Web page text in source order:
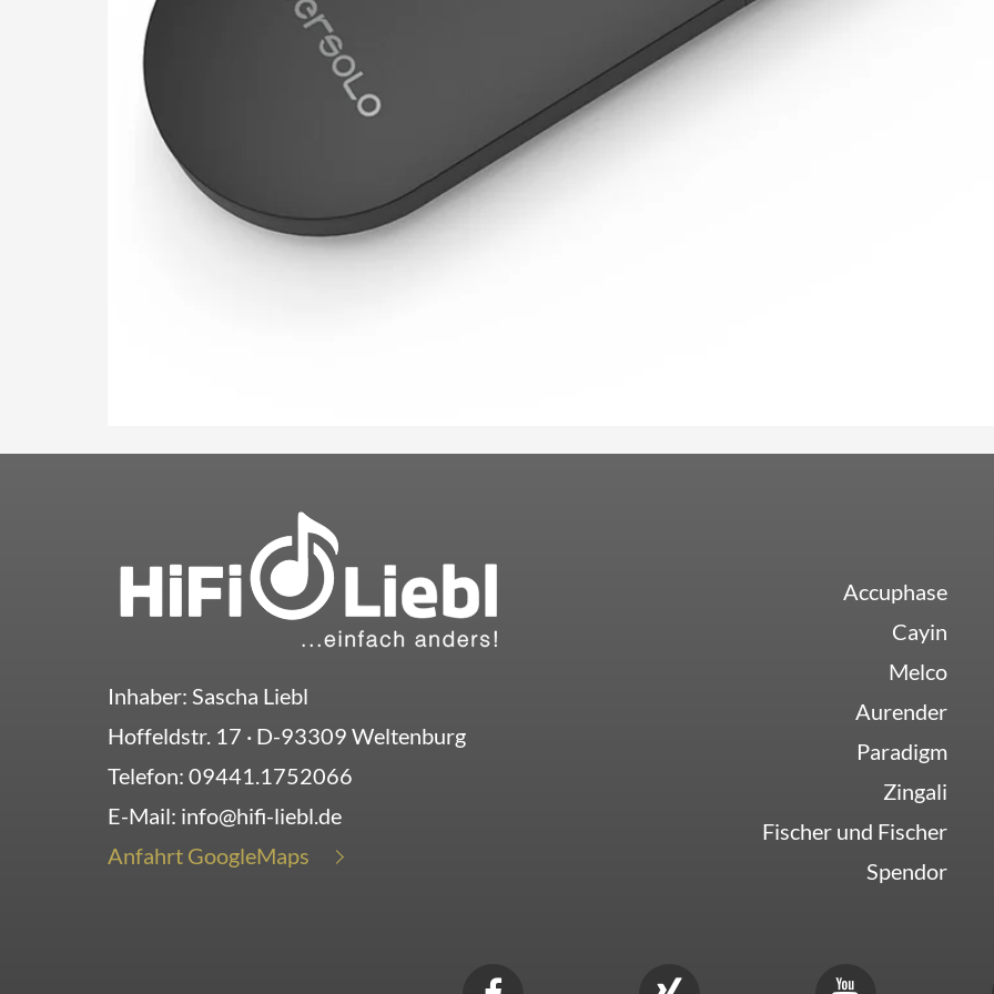
Inhaber: Sascha Liebl
Hoffeldstr. 17 · D-93309 Weltenburg
Telefon: 09441.1752066
E-Mail: info@hifi-liebl.de
Anfahrt GoogleMaps
Accuphase
Cayin
Melco
Aurender
Paradigm
Zingali
Fischer und Fischer
Spendor